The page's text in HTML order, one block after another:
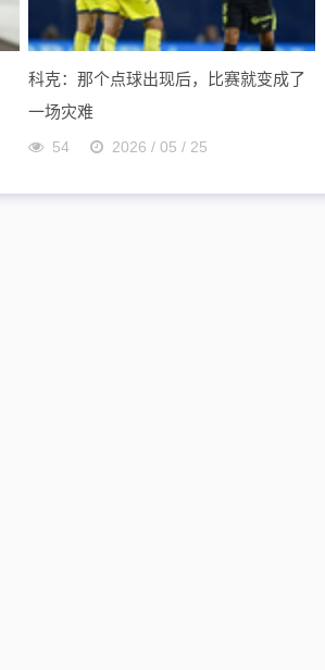
科克：那个点球出现后，比赛就变成了
一场灾难
54 2026 / 05 / 25